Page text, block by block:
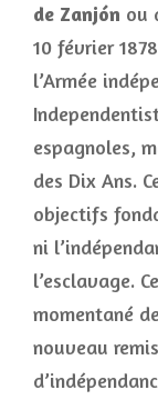
de Zanjón ou
10 février
l’Armée
espagnoles,
des Dix Ans.
objectifs
ni
l’esclavage.
momentané
nouveau